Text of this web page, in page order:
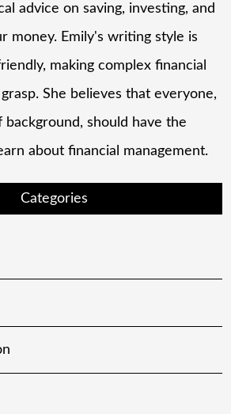
advice on saving, investing, and
money. Emily's writing style is
making complex financial
She believes that everyone,
background, should have the
about financial management.
Categories